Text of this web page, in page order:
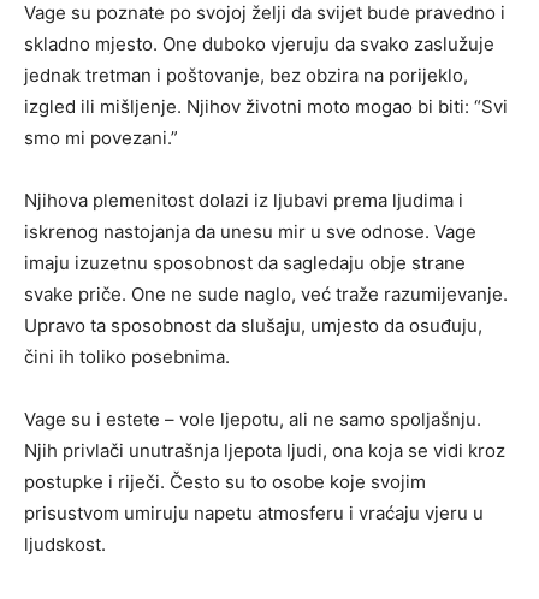
Vage su poznate po svojoj želji da svijet bude pravedno i
skladno mjesto. One duboko vjeruju da svako zaslužuje
jednak tretman i poštovanje, bez obzira na porijeklo,
izgled ili mišljenje. Njihov životni moto mogao bi biti: “Svi
smo mi povezani.”
Njihova plemenitost dolazi iz ljubavi prema ljudima i
iskrenog nastojanja da unesu mir u sve odnose. Vage
imaju izuzetnu sposobnost da sagledaju obje strane
svake priče. One ne sude naglo, već traže razumijevanje.
Upravo ta sposobnost da slušaju, umjesto da osuđuju,
čini ih toliko posebnima.
Vage su i estete – vole ljepotu, ali ne samo spoljašnju.
Njih privlači unutrašnja ljepota ljudi, ona koja se vidi kroz
postupke i riječi. Često su to osobe koje svojim
prisustvom umiruju napetu atmosferu i vraćaju vjeru u
ljudskost.